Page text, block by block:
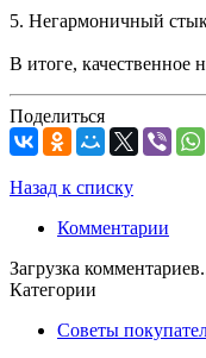
5. Негармоничный
В итоге, качественное
Поделиться
Назад к списку
Комментарии
Загрузка
Категории
Советы